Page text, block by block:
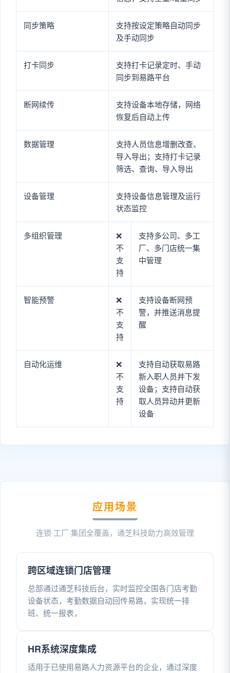
同步策略
支持按设定策略自动同步
及手动同步
打卡同步
支持打卡记录定时、手动
同步到易路平台
断网续传
支持设备本地存储，网络
恢复后自动上传
数据管理
支持人员信息增删改查、
导入导出；支持打卡记录
筛选、查询、导入导出
设备管理
支持设备信息管理及运行
状态监控
多组织管理
❌
不
支
持
支持多公司、多工
厂、多门店统一集
中管理
智能预警
❌
不
支
持
支持设备断网预
警，并推送消息提
醒
自动化运维
❌
不
支
持
支持自动获取易路
新入职人员并下发
设备；支持自动获
取人员异动并更新
设备
应用场景
连锁·工厂·集团全覆盖，通芝科技助力高效管理
跨区域连锁门店管理
总部通过通芝科技后台，实时监控全国各门店考勤
设备状态，考勤数据自动回传易路，实现统一排
班、统一报表，
HR系统深度集成
适用于已使用易路人力资源平台的企业，通过深度